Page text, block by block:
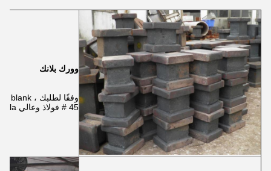
وورك بلانك
45 # فولاذ وعالي 38CrMoAla.